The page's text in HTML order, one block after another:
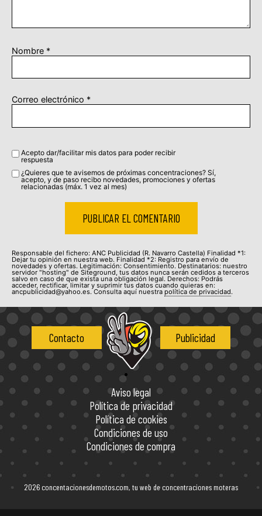
Nombre *
Correo electrónico *
Acepto dar/facilitar mis datos para poder recibir
respuesta
¿Quieres que te avisemos de próximas concentraciones? Sí,
acepto, y de paso recibo novedades, promociones y ofertas
relacionadas (máx. 1 vez al mes)
Responsable del fichero: ANC Publicidad (R. Navarro Castella) Finalidad *1:
Dejar tu opinión en nuestra web. Finalidad *2: Registro para envío de
novedades y ofertas. Legitimación: Consentimiento. Destinatarios: nuestro
servidor "hosting" de Siteground, tus datos nunca serán cedidos a terceros
salvo en caso de que exista una obligación legal. Derechos: Podrás
acceder, rectificar, limitar y suprimir tus datos cuando quieras en:
ancpublicidad@yahoo.es. Consulta aquí nuestra política de privacidad.
Contacto Publicidad
Aviso legal
Política de privacidad
Política de cookies
Condiciones de uso
Condiciones de compra
2026 concentacionesdemotos.com, tu web de concentraciones moteras